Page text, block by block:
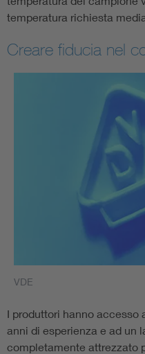
temperatura richiesta
Creare fiducia nel
VDE
I produttori hanno accesso
anni di esperienza e ad un
completamente attrezzato